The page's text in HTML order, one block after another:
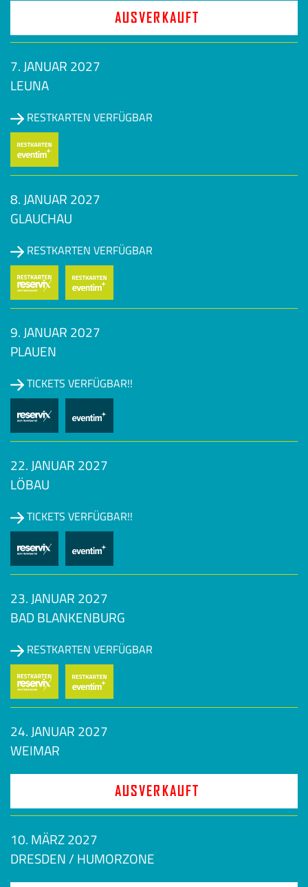
AUSVERKAUFT
7. JANUAR 2027
LEUNA
RESTKARTEN VERFÜGBAR
8. JANUAR 2027
GLAUCHAU
RESTKARTEN VERFÜGBAR
9. JANUAR 2027
PLAUEN
TICKETS VERFÜGBAR!!
22. JANUAR 2027
LÖBAU
TICKETS VERFÜGBAR!!
23. JANUAR 2027
BAD BLANKENBURG
RESTKARTEN VERFÜGBAR
24. JANUAR 2027
WEIMAR
AUSVERKAUFT
10. MÄRZ 2027
DRESDEN / HUMORZONE